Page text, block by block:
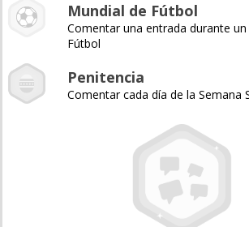
Mundial de Fútbol
Comentar una entrada durante
Fútbol
Penitencia
Comentar cada día de la Semana